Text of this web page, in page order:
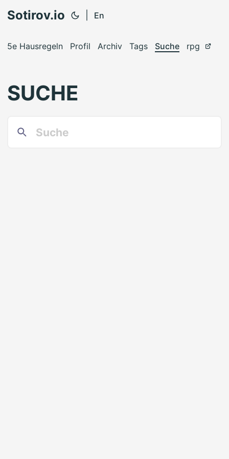
Sotirov.io En
5e Hausregeln Profil Archiv Tags Suche rpg
SUCHE